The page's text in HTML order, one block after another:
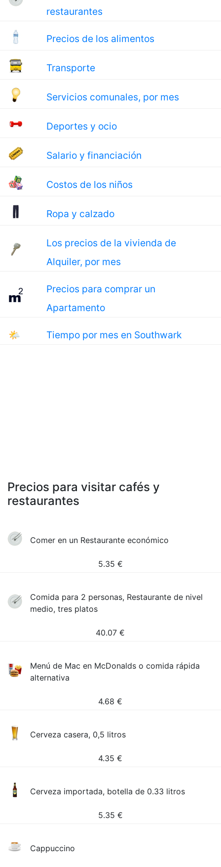
restaurantes
Precios de los alimentos
Transporte
Servicios comunales, por mes
Deportes y ocio
Salario y financiación
Costos de los niños
Ropa y calzado
Los precios de la vivienda de
Alquiler, por mes
Precios para comprar un
Apartamento
🌤 Tiempo por mes en Southwark
Precios para visitar cafés y
restaurantes
Comer en un Restaurante económico
5.35 €
Comida para 2 personas, Restaurante de nivel
medio, tres platos
40.07 €
Menú de Mac en McDonalds o comida rápida
alternativa
4.68 €
Cerveza casera, 0,5 litros
4.35 €
Cerveza importada, botella de 0.33 litros
5.35 €
Cappuccino